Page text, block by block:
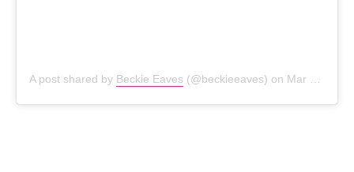
A post shared by Beckie Eaves (@beckieeaves) on Mar 9, 2018 at 4:08am PST